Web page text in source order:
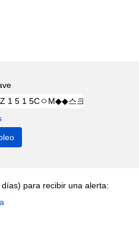
para recibir una alerta: